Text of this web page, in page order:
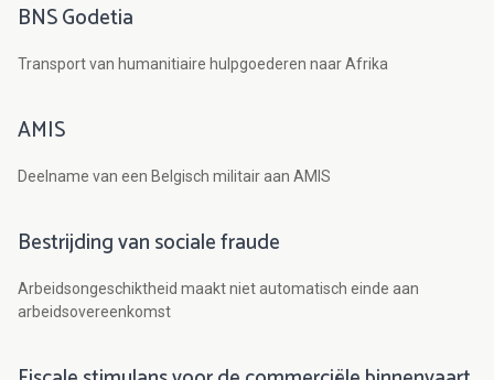
BNS Godetia
Transport van humanitiaire hulpgoederen naar Afrika
AMIS
Deelname van een Belgisch militair aan AMIS
Bestrijding van sociale fraude
Arbeidsongeschiktheid maakt niet automatisch einde aan
arbeidsovereenkomst